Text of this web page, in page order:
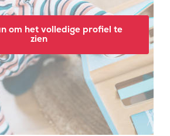
om het volledige profiel te
zien